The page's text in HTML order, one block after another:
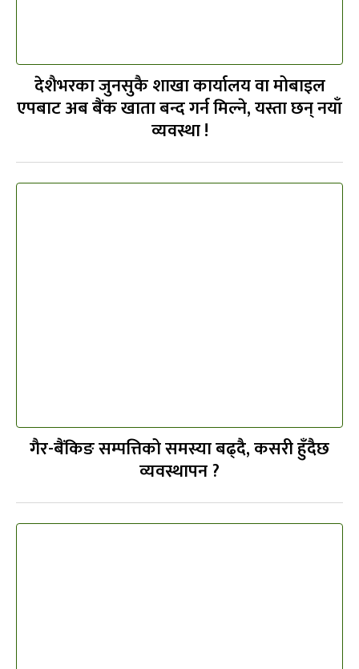
देशैभरका जुनसुकै शाखा कार्यालय वा मोबाइल
एपबाट अब बैंक खाता बन्द गर्न मिल्ने, यस्ता छन् नयाँ
व्यवस्था !
गैर-बैंकिङ सम्पत्तिको समस्या बढ्दै, कसरी हुँदैछ
व्यवस्थापन ?